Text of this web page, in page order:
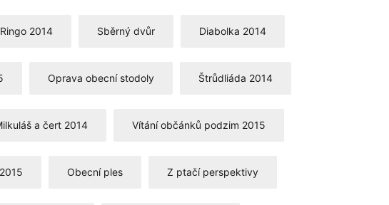
Ringo 2014 Sběrný dvůr Diabolka 2014
Oprava obecní stodoly Štrůdliáda 2014
a čert 2014 Vítání občánků podzim 2015
Obecní ples Z ptačí perspektivy